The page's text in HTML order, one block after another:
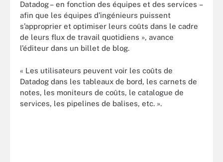
Datadog – en fonction des équipes et des services –
afin que les équipes d’ingénieurs puissent
s’approprier et optimiser leurs coûts dans le cadre
de leurs flux de travail quotidiens », avance
l’éditeur dans un billet de blog.
« Les utilisateurs peuvent voir les coûts de
Datadog dans les tableaux de bord, les carnets de
notes, les moniteurs de coûts, le catalogue de
services, les pipelines de balises, etc. ».